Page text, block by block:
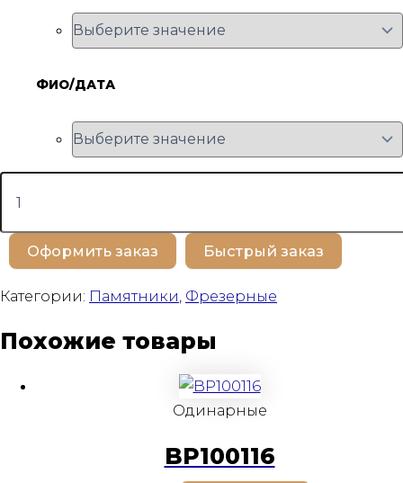
ФИО/ДАТА
Количество
товара
Оформить заказ Быстрый заказ
Категории: Памятники Фрезерные
Похожие товары
Одинарные
BP100116